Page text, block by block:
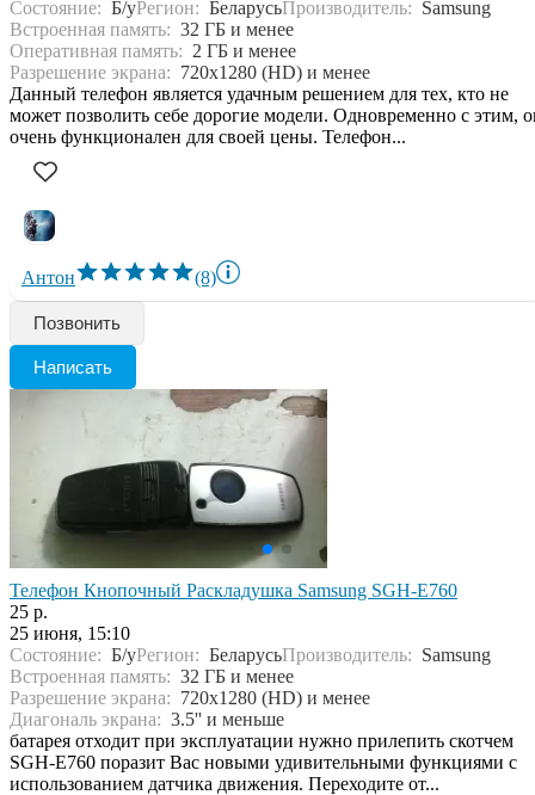
Состояние: Б/уРегион: БеларусьПроизводитель: Samsung
Встроенная память: 32 ГБ и менее
Оперативная память: 2 ГБ и менее
Разрешение экрана: 720x1280 (HD) и менее
Данный телефон является удачным решением для тех, кто не
может позволить себе дорогие модели. Одновременно с этим,
очень функционален для своей цены. Телефон...
Антон (8)
Позвонить
Написать
Телефон Кнопочный Раскладушка Samsung SGH-E760
25 р.
25 июня, 15:10
Состояние: Б/уРегион: БеларусьПроизводитель: Samsung
Встроенная память: 32 ГБ и менее
Разрешение экрана: 720x1280 (HD) и менее
Диагональ экрана: 3.5'' и меньше
батарея отходит при эксплуатации нужно прилепить скотчем
SGH-E760 поразит Вас новыми удивительными функциями с
использованием датчика движения. Переходите от...